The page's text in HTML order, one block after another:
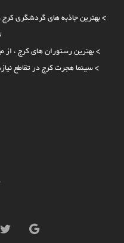
>بهترین جاذبه‌ های گردشگری کرج
>بهترین رستوران های کرج ، از
>سینما هجرت کرج در تقاطع